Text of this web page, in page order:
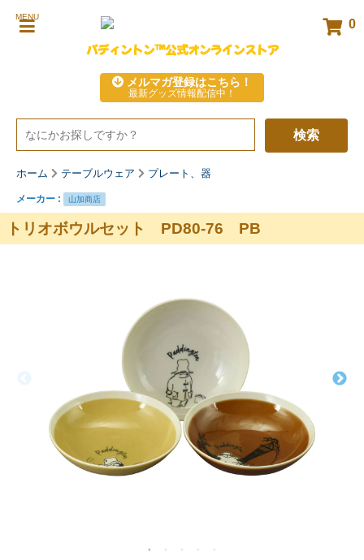
MENU 0
パディントン™公式オンラインストア
メルマガ登録はこちら！
最新グッズ情報配信中！
検索
ホーム テーブルウェア プレート、器
メーカー : 山加商店
トリオボウルセット PD80-76 PB